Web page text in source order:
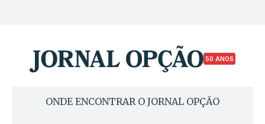
50 ANOS
ONDE ENCONTRAR O JORNAL OPÇÃO